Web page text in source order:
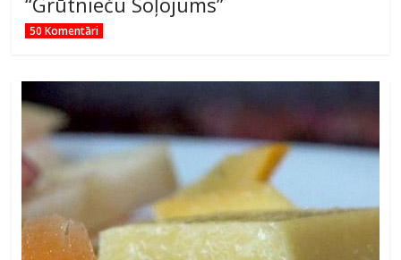
50 Komentāri